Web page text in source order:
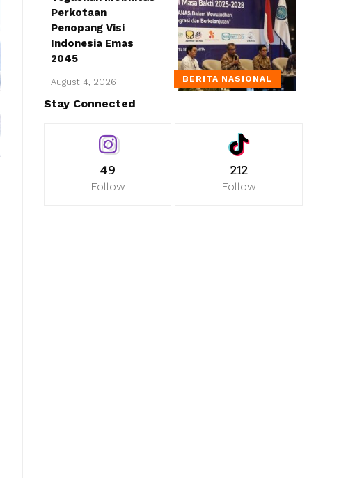
BERITA NASIONAL
Perkotaan
Penopang Visi
Indonesia Emas
2045
August 4, 2026
Stay Connected
49
Follow
212
Follow